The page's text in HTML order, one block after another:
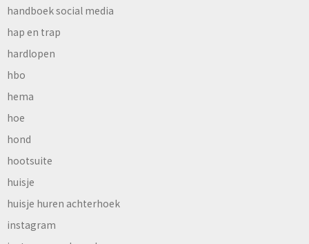
handboek social media
hap en trap
hardlopen
hbo
hema
hoe
hond
hootsuite
huisje
huisje huren achterhoek
instagram